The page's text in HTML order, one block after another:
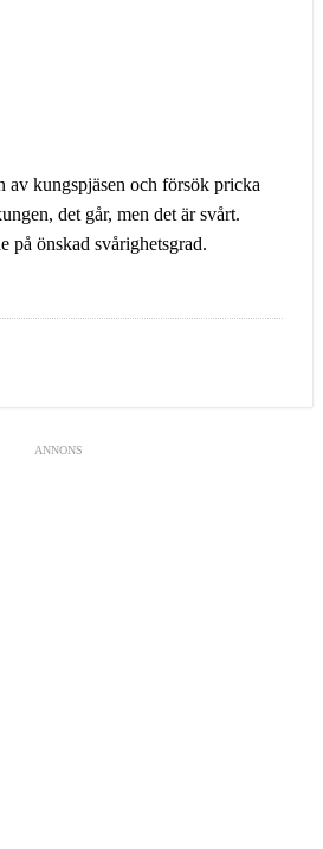
av kungspjäsen och försök pricka
det går, men det är svårt.
på önskad svårighetsgrad.
ANNONS